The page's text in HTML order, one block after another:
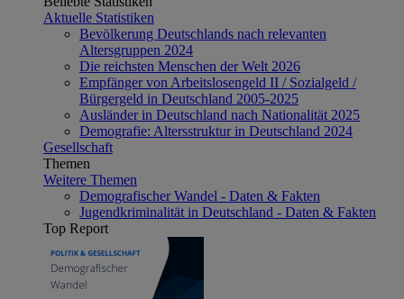
Aktuelle Statistiken
Bevölkerung Deutschlands nach relevanten
Altersgruppen 2024
Die reichsten Menschen der Welt 2026
Empfänger von Arbeitslosengeld II / Sozialgeld /
Bürgergeld in Deutschland 2005-2025
Ausländer in Deutschland nach Nationalität 2025
Demografie: Altersstruktur in Deutschland 2024
Gesellschaft
Themen
Weitere Themen
Demografischer Wandel - Daten & Fakten
Jugendkriminalität in Deutschland - Daten & Fakten
Top Report